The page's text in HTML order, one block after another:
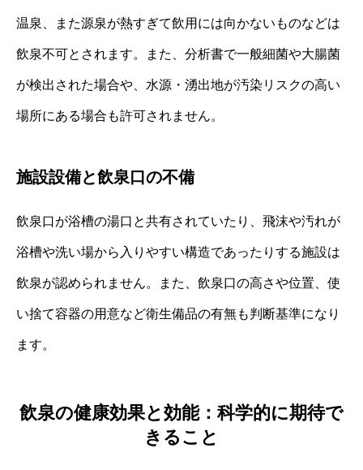
温泉、また源泉が熱すぎて飲用には向かないものなどは
飲泉不可とされます。また、分析書で一般細菌や大腸菌
が検出された場合や、水源・湧出地が汚染リスクの高い
場所にある場合も許可されません。
施設設備と飲泉口の不備
飲泉口が浴槽の湯口と共有されていたり、飛沫や汚れが
浴槽や洗い場から入りやすい構造であったりする施設は
飲泉が認められません。また、飲泉口の高さや位置、使
い捨て容器の用意など衛生備品の有無も判断基準になり
ます。
飲泉の健康効果と効能：科学的に期待で
きること